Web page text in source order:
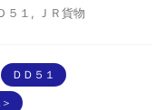
５１ ＪＲ貨物
ＤＤ５１